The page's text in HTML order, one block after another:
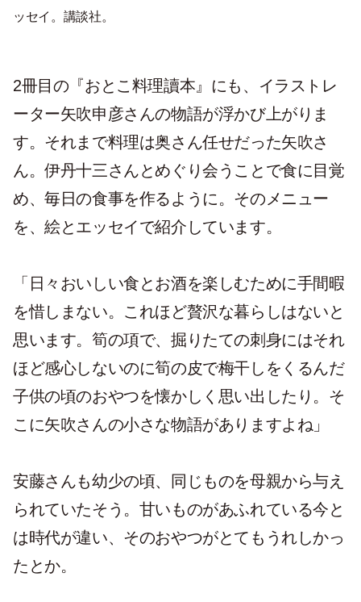
ッセイ。講談社。
2冊目の『おとこ料理讀本』にも、イラストレ
ーター矢吹申彦さんの物語が浮かび上がりま
す。それまで料理は奥さん任せだった矢吹さ
ん。伊丹十三さんとめぐり会うことで食に目覚
め、毎日の食事を作るように。そのメニュー
を、絵とエッセイで紹介しています。
「日々おいしい食とお酒を楽しむために手間暇
を惜しまない。これほど贅沢な暮らしはないと
思います。筍の項で、掘りたての刺身にはそれ
ほど感心しないのに筍の皮で梅干しをくるんだ
子供の頃のおやつを懐かしく思い出したり。そ
こに矢吹さんの小さな物語がありますよね」
安藤さんも幼少の頃、同じものを母親から与え
られていたそう。甘いものがあふれている今と
は時代が違い、そのおやつがとてもうれしかっ
たとか。